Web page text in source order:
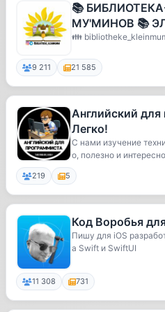
📚
МУ'МИНОВ 📚
ДЛЯ ЮННЫХ
👪
9 211 21 585
Английский
Легко!
С нами изучение
о, полезно и
219 5
Код Воробья
Пишу для iOS
а Swift и SwiftUI
11 308 731